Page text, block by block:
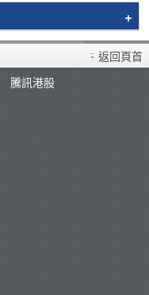
返回頁首
騰訊港股